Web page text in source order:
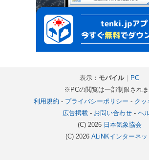
表示： モバイル｜
PC
※PCの閲覧は一部制限され
利用規約 - プライバシーポリシー - クッ
広告掲載- お問い合わせ- ヘ
(C) 2026 日本気象協会
(C) 2026 ALiNKインターネッ